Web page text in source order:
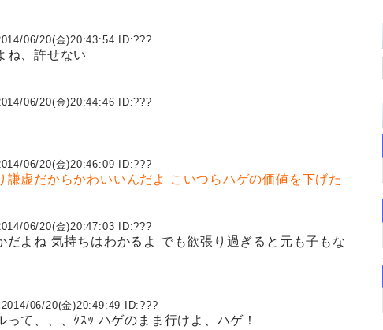
06/20(金)20:43:54 ID:???
ね、許せない
06/20(金)20:44:46 ID:???
06/20(金)20:46:09 ID:???
謙虚だからかわいいんだよ こいつらハゲの価値を下げた
06/20(金)20:47:03 ID:???
だよね 気持ちはわかるよ でも欲張り過ぎると元も子もな
2014/06/20(金)20:49:49 ID:???
って、、、ｸｽｯ ハゲのまま行けよ、ハゲ！